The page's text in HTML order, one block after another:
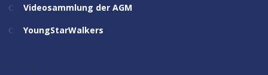
Videosammlung der AGM
YoungStarWalkers